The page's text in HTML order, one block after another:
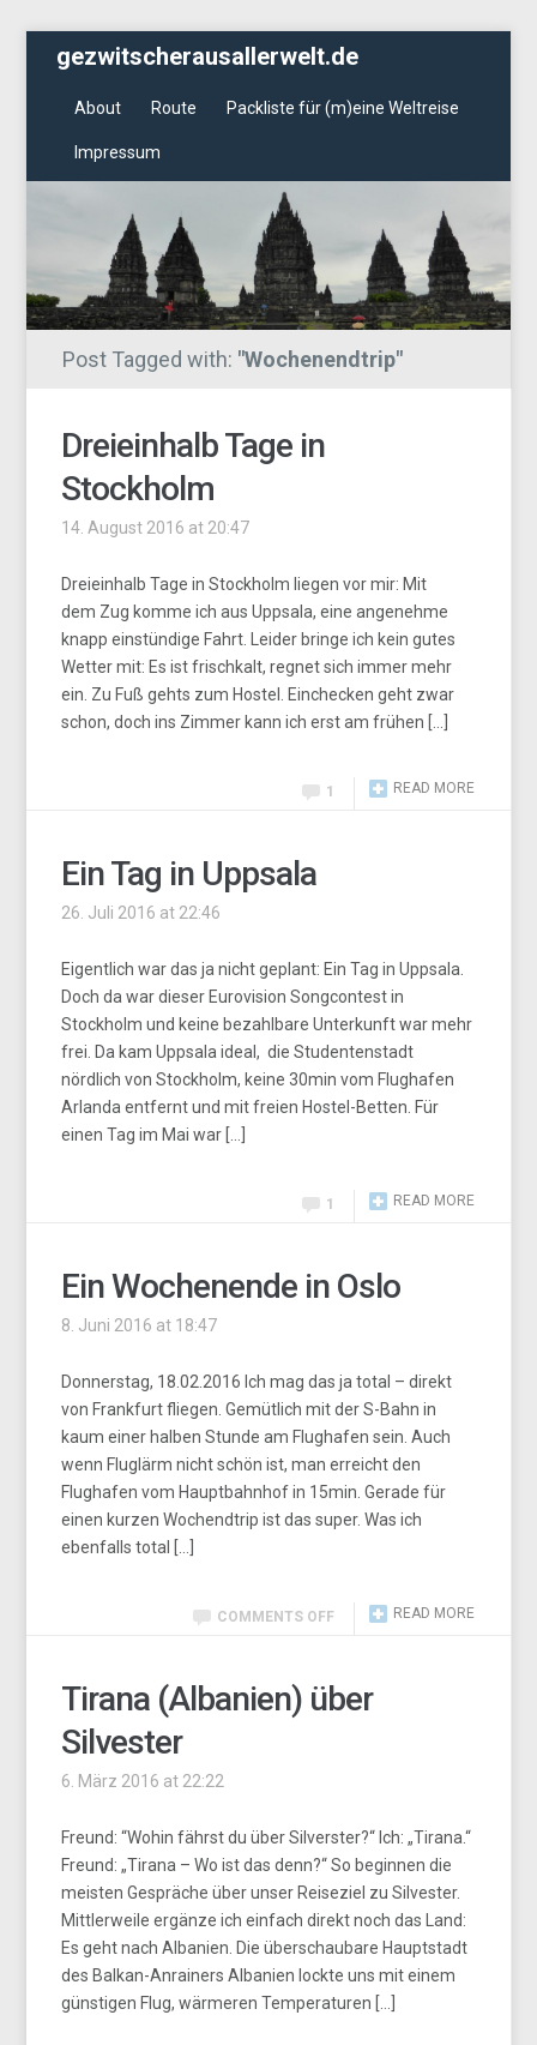
gezwitscherausallerwelt.de
About Route Packliste für (m)eine Weltreise
Impressum
Post Tagged with: "Wochenendtrip"
Dreieinhalb Tage in
Stockholm
14. August 2016 at 20:47
Dreieinhalb Tage in Stockholm liegen vor mir: Mit
dem Zug komme ich aus Uppsala, eine angenehme
knapp einstündige Fahrt. Leider bringe ich kein gutes
Wetter mit: Es ist frischkalt, regnet sich immer mehr
ein. Zu Fuß gehts zum Hostel. Einchecken geht zwar
schon, doch ins Zimmer kann ich erst am frühen […]
READ MORE
1
Ein Tag in Uppsala
26. Juli 2016 at 22:46
Eigentlich war das ja nicht geplant: Ein Tag in Uppsala.
Doch da war dieser Eurovision Songcontest in
Stockholm und keine bezahlbare Unterkunft war mehr
frei. Da kam Uppsala ideal, die Studentenstadt
nördlich von Stockholm, keine 30min vom Flughafen
Arlanda entfernt und mit freien Hostel-Betten. Für
einen Tag im Mai war […]
READ MORE
1
Ein Wochenende in Oslo
8. Juni 2016 at 18:47
Donnerstag, 18.02.2016 Ich mag das ja total – direkt
von Frankfurt fliegen. Gemütlich mit der S-Bahn in
kaum einer halben Stunde am Flughafen sein. Auch
wenn Fluglärm nicht schön ist, man erreicht den
Flughafen vom Hauptbahnhof in 15min. Gerade für
einen kurzen Wochendtrip ist das super. Was ich
ebenfalls total […]
READ MORE
COMMENTS OFF
Tirana (Albanien) über
Silvester
6. März 2016 at 22:22
Freund: “Wohin fährst du über Silverster?“ Ich: „Tirana.“
Freund: „Tirana – Wo ist das denn?“ So beginnen die
meisten Gespräche über unser Reiseziel zu Silvester.
Mittlerweile ergänze ich einfach direkt noch das Land:
Es geht nach Albanien. Die überschaubare Hauptstadt
des Balkan-Anrainers Albanien lockte uns mit einem
günstigen Flug, wärmeren Temperaturen […]